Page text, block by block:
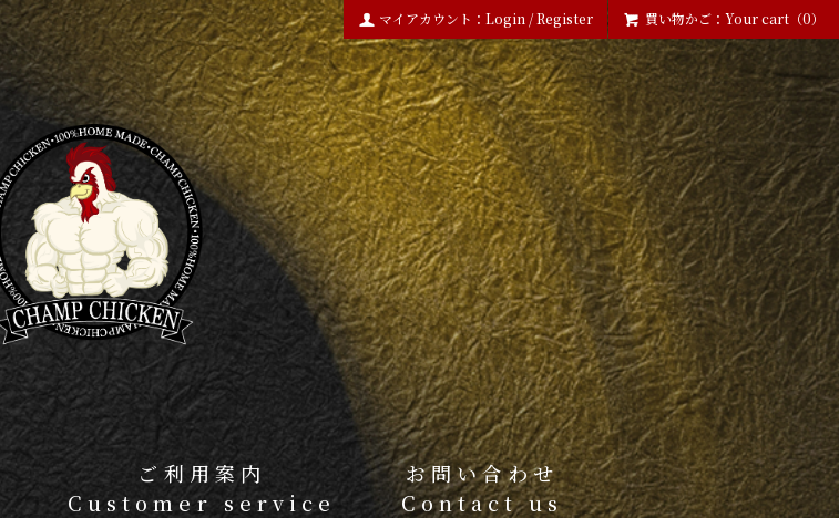
買い物かご：Your cart（0）
マイアカウント：Login / Register
ご利用案内
Customer service
お問い合わせ
Contact us